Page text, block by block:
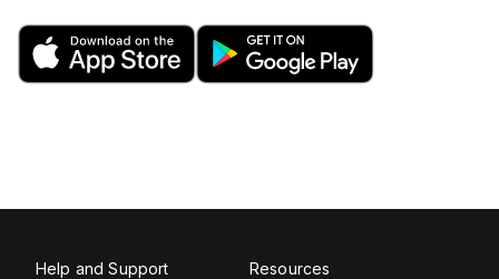
Help and Support Resources